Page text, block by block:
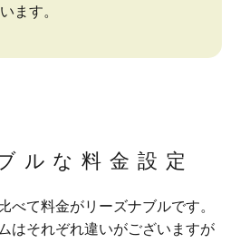
ます。
ルな料金設定
べて料金がリーズナブルです。
はそれぞれ違いがございますが